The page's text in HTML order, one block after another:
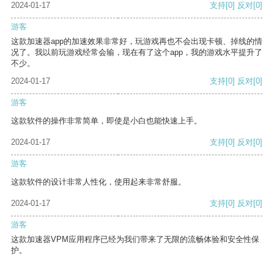
2024-01-17
支持[0] 反对[0]
游客
这款加速器app的加速效果非常好，玩游戏再也不会出现卡顿、掉线的情
况了。我以前玩游戏经常会输，现在有了这个app，我的游戏水平提升了
不少。
2024-01-17
支持[0] 反对[0]
游客
这款软件的操作非常简单，即使是小白也能快速上手。
2024-01-17 支持[0] 反对[0]
游客
这款软件的设计非常人性化，使用起来非常舒服。
2024-01-17 支持[0] 反对[0]
游客
这款加速器VPM应用程序已经为我们带来了无限的流畅体验和安全性保
护。